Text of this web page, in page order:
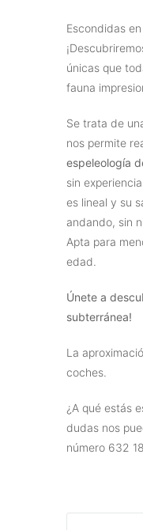
Escondidas
únicas que
fauna
Se trata de
nos permite
espeleología
sin
es lineal y su
andando, sin
Apta para
edad.
Únete a
subterránea!
La
coches.
¿A qué estás
dudas nos
número 632